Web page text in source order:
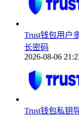
Trust钱包用户
长密码
2026-08-06
Trust钱包私钥